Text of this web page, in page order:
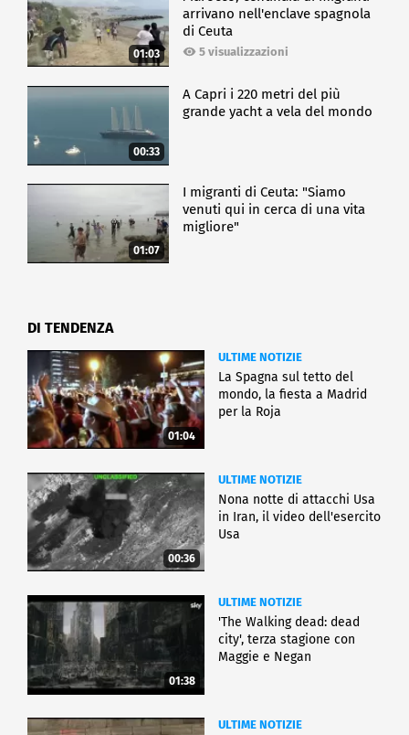
01:03
arrivano nell'enclave spagnola
di Ceuta
5 visualizzazioni
00:33
A Capri i 220 metri del più
grande yacht a vela del mondo
01:07
I migranti di Ceuta: "Siamo
venuti qui in cerca di una vita
migliore"
DI TENDENZA
01:04
ULTIME NOTIZIE
La Spagna sul tetto del
mondo, la fiesta a Madrid
per la Roja
00:36
ULTIME NOTIZIE
Nona notte di attacchi Usa
in Iran, il video dell'esercito
Usa
01:38
ULTIME NOTIZIE
'The Walking dead: dead
city', terza stagione con
Maggie e Negan
ULTIME NOTIZIE